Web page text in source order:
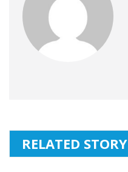
RELATED STORY